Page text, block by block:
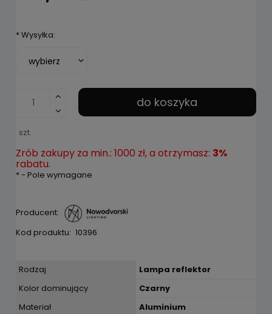
*Wysyłka:
szt.
do koszyka
Zrób zakupy za min.: 1000 zł, a otrzymasz: 3%
rabatu.
*- Pole wymagane
Producent:
Kod produktu: 10396
Rodzaj
Lampa reflektor
Kolor dominujący
Czarny
Materiał
Aluminium